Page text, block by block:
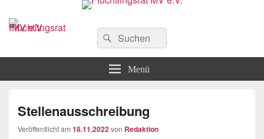
Flüchtlingsrat MV e.V.
Schwerin
Suchen
nach:
Suchen
Menü
Stellenausschreibung
Veröffentlicht am 18.11.2022von Redaktion